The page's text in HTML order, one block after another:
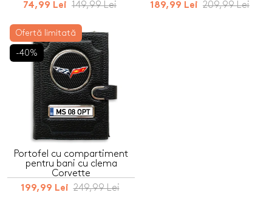
74,99 Lei 149,99 Lei 189,99 Lei 209,99 Lei
Ofertă limitată
-40%
Portofel cu compartiment
pentru bani cu clema
Corvette
199,99 Lei 249,99 Lei